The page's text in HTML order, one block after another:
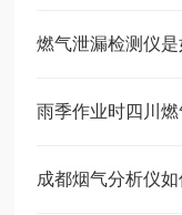
燃气泄漏检测仪是
雨季作业时四川